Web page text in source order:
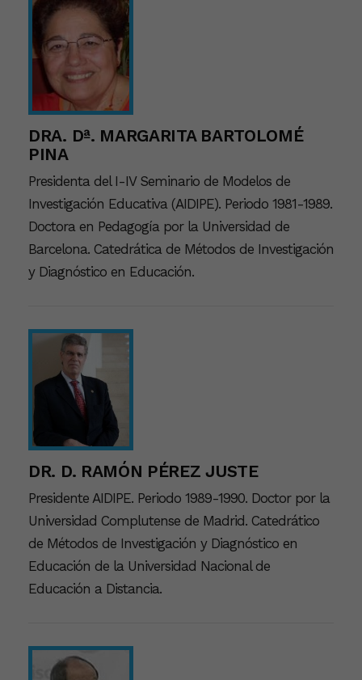
DRA. Dª. MARGARITA BARTOLOMÉ
PINA
Presidenta del I-IV Seminario de Modelos de
Investigación Educativa (AIDIPE). Periodo 1981-1989.
Doctora en Pedagogía por la Universidad de
Barcelona. Catedrática de Métodos de Investigación
y Diagnóstico en Educación.
DR. D. RAMÓN PÉREZ JUSTE
Presidente AIDIPE. Periodo 1989-1990. Doctor por la
Universidad Complutense de Madrid. Catedrático
de Métodos de Investigación y Diagnóstico en
Educación de la Universidad Nacional de
Educación a Distancia.